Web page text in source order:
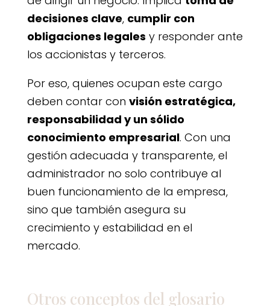
decisiones clave, cumplir con
obligaciones legales y responder ante
los accionistas y terceros.
Por eso, quienes ocupan este cargo
deben contar con visión estratégica,
responsabilidad y un sólido
conocimiento empresarial. Con una
gestión adecuada y transparente, el
administrador no solo contribuye al
buen funcionamiento de la empresa,
sino que también asegura su
crecimiento y estabilidad en el
mercado.
Otros conceptos del glosario